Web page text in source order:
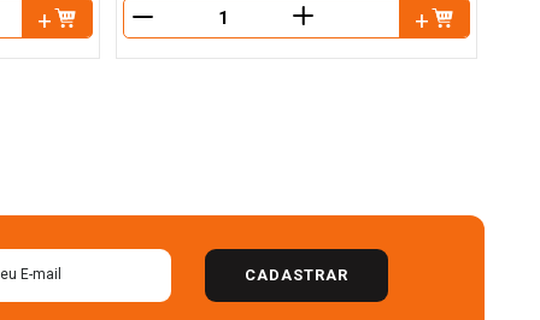
＋
CADASTRAR